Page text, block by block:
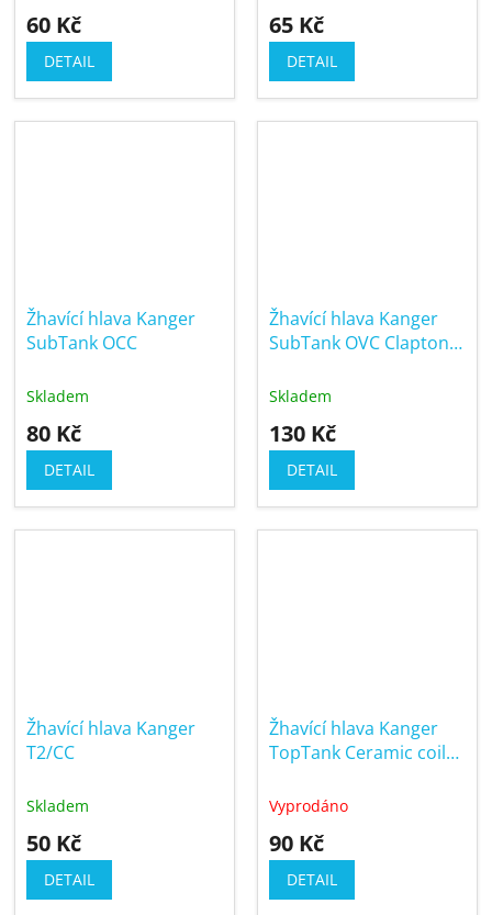
60 Kč
DETAIL
65 Kč
DETAIL
Žhavící hlava Kanger
SubTank OCC
Skladem
80 Kč
DETAIL
Žhavící hlava Kanger
SubTank OVC Clapton
Skladem
130 Kč
DETAIL
Žhavící hlava Kanger
T2/CC
Skladem
50 Kč
DETAIL
Žhavící hlava Kanger
TopTank Ceramic coil
Vyprodáno
90 Kč
DETAIL